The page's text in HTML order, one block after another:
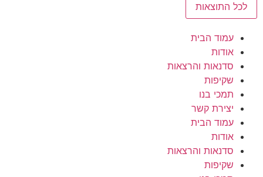
לכל התוצאות
עמוד הבית
אודות
סדנאות והרצאות
שקיפות
תמכי בנו
יצירת קשר
עמוד הבית
אודות
סדנאות והרצאות
שקיפות